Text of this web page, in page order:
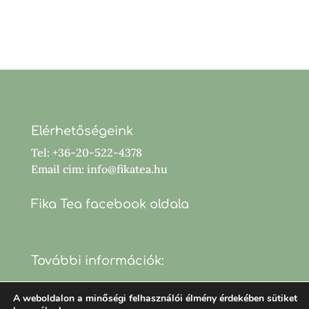
Elérhetőségeink
Tel: +36-20-522-4378
Email cím: info@fikatea.hu
Fika Tea facebook oldala
További információk:
A weboldalon a minőségi felhasználói élmény érdekében sütiket